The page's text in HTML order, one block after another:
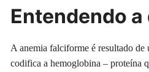
Entendendo a
A anemia falciforme é resultado de
codifica a hemoglobina – proteína